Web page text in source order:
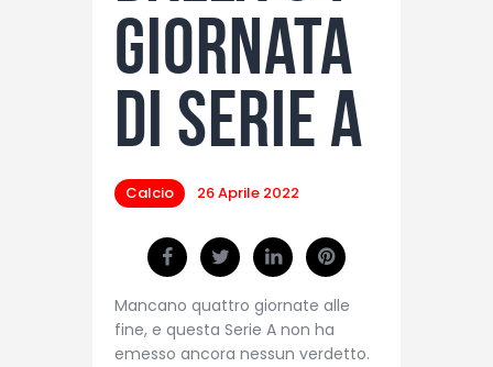
giornata
di Serie A
Calcio 26 Aprile 2022
Mancano quattro giornate alle
fine, e questa Serie A non ha
emesso ancora nessun verdetto.